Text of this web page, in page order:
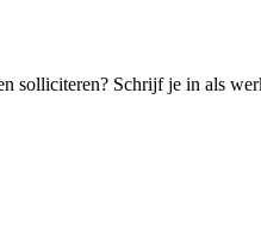
solliciteren? Schrijf je in als